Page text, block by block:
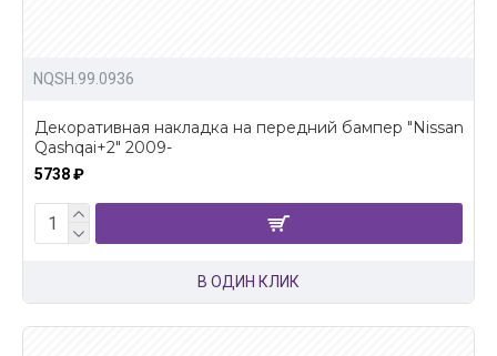
NQSH.99.0936
Декоративная накладка на передний бампер "Nissan
Qashqai+2" 2009-
5738 ₽
В ОДИН КЛИК